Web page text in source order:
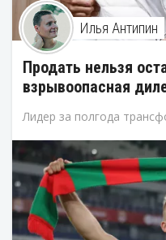
Илья Антипин
Продать нельзя
взрывоопасная
Лидер за полгода